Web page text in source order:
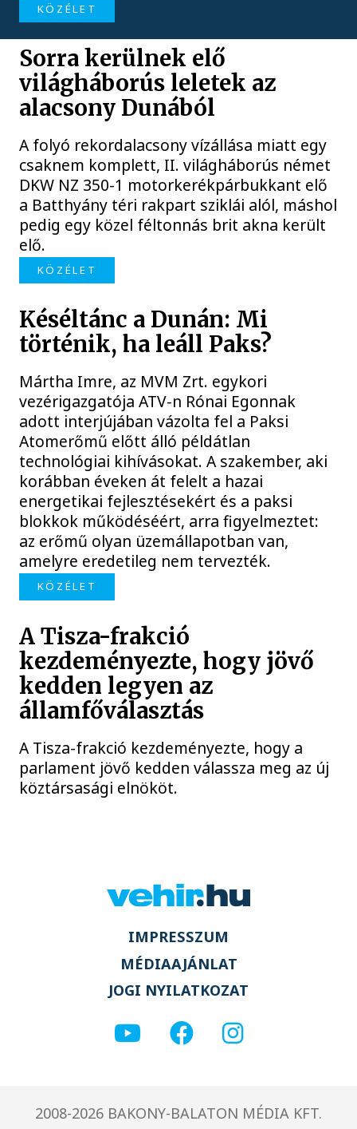
KÖZÉLET
Sorra kerülnek elő
világháborús leletek az
alacsony Dunából
A folyó rekordalacsony vízállása miatt egy
csaknem komplett, II. világháborús német
DKW NZ 350-1 motorkerékpárbukkant elő
a Batthyány téri rakpart sziklái alól, máshol
pedig egy közel féltonnás brit akna került
elő.
KÖZÉLET
Késéltánc a Dunán: Mi
történik, ha leáll Paks?
Mártha Imre, az MVM Zrt. egykori
vezérigazgatója ATV-n Rónai Egonnak
adott interjújában vázolta fel a Paksi
Atomerőmű előtt álló példátlan
technológiai kihívásokat. A szakember, aki
korábban éveken át felelt a hazai
energetikai fejlesztésekért és a paksi
blokkok működéséért, arra figyelmeztet:
az erőmű olyan üzemállapotban van,
amelyre eredetileg nem tervezték.
KÖZÉLET
A Tisza-frakció
kezdeményezte, hogy jövő
kedden legyen az
államfőválasztás
A Tisza-frakció kezdeményezte, hogy a
parlament jövő kedden válassza meg az új
köztársasági elnököt.
IMPRESSZUM
MÉDIAAJÁNLAT
JOGI NYILATKOZAT
2008-2026 BAKONY-BALATON MÉDIA KFT.